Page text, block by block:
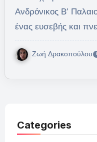
Ανδρόνικος Β’
ένας ευσεβής και
Ζωή Δρακοπούλου
Categories